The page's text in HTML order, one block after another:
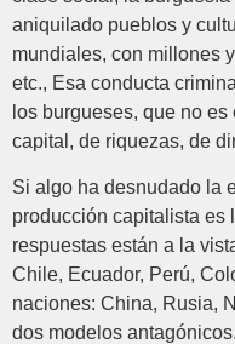
aniquilado pueblos y
mundiales, con millones
etc., Esa conducta
los burgueses, que no
capital, de riquezas, de
Si algo ha desnudado la
producción capitalista es
respuestas están a la
Chile, Ecuador, Perú,
naciones: China, Rusia,
dos modelos